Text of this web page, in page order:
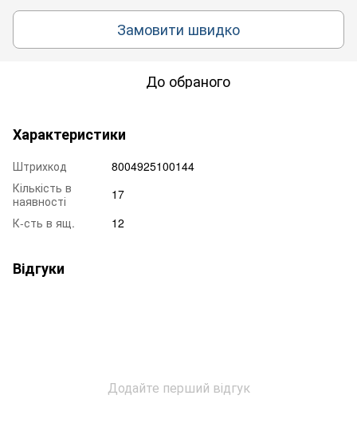
Замовити швидко
До обраного
Характеристики
Штрихкод
8004925100144
Кількість в
наявності
17
К-сть в ящ.
12
Відгуки
Додайте перший відгук